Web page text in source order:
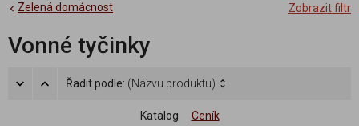
Zobrazit filtr
Zelená domácnost
Vonné tyčinky
Řadit podle: (Názvu produktu)
Katalog Ceník